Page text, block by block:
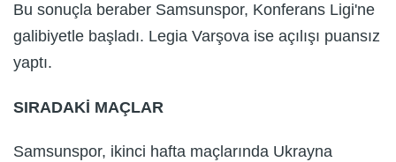
Bu sonuçla beraber Samsunspor, Konferans Ligi'ne
galibiyetle başladı. Legia Varşova ise açılışı puansız
yaptı.
SIRADAKİ MAÇLAR
Samsunspor, ikinci hafta maçlarında Ukrayna